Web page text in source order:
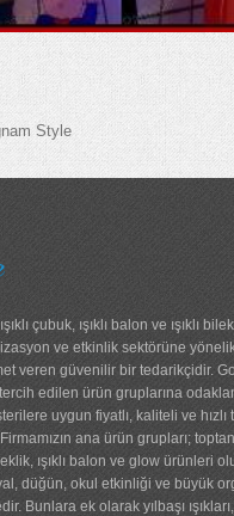
Style
çubuk, ışıklı balon ve ışıklı
ve etkinlik sektörüne yönelik
veren güvenilir bir tedarikçidir.
edilen ürün gruplarına
uygun fiyatlı, kaliteli ve hızlı
ana ürün grupları; toptan
ışıklı balon ve glow ürünleri
düğün, okul etkinliği ve büyük
Bunlara ek olarak yılbaşı